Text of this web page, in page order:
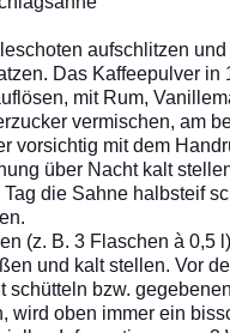
aufschlitzen
Das Kaffeepulver in
mit Rum,
vermischen, am
vorsichtig mit dem
über Nacht kalt
Tag die Sahne halbsteif
(z. B. 3 Flaschen à 0,5
und kalt stellen. Vor
schütteln bzw.
wird oben immer ein